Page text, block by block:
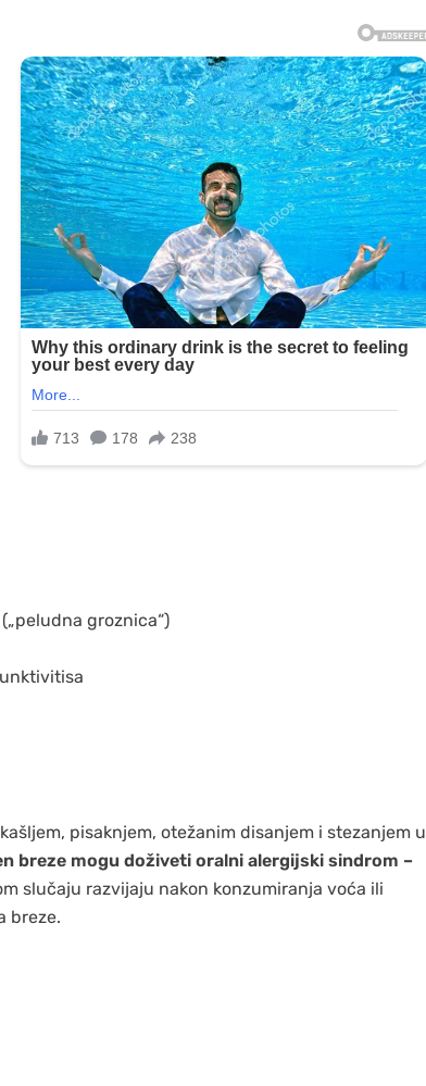
groznica“)
pisaknjem, otežanim disanjem i stezanjem u
breze mogu doživeti oralni alergijski sindrom –
slučaju razvijaju nakon konzumiranja voća ili
breze.